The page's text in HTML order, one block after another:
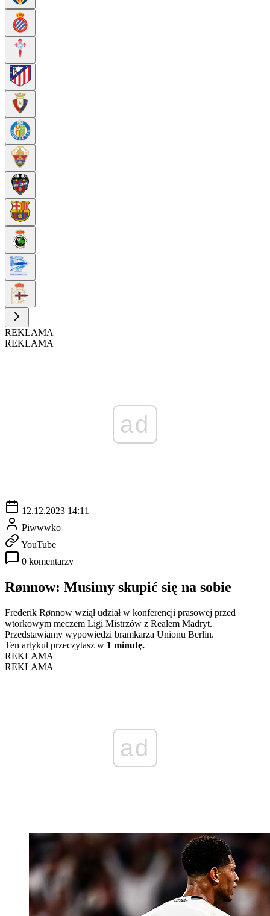
REKLAMA
REKLAMA
ad
12.12.2023 14:11
Piwwwko
YouTube
0 komentarzy
Rønnow: Musimy skupić się na sobie
Frederik Rønnow wziął udział w konferencji prasowej przed
wtorkowym meczem Ligi Mistrzów z Realem Madryt.
Przedstawiamy wypowiedzi bramkarza Unionu Berlin.
Ten artykuł przeczytasz w 1 minutę.
REKLAMA
REKLAMA
ad